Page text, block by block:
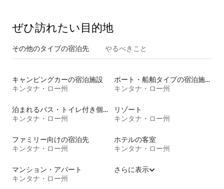
ぜひ訪⁠れ⁠た⁠い目⁠的⁠地
その他のタ⁠イ⁠プ⁠の宿⁠泊⁠先 やるべきこと
キャンピングカーの宿泊施設
キンタナ・ロー州
ボート・船舶タイプの宿泊施設
キンタナ・ロー州
泊まれるバス・トイレ付き個室
キンタナ・ロー州
リゾート
キンタナ・ロー州
ファミリー向けの宿泊先
キンタナ・ロー州
ホテルの客室
キンタナ・ロー州
マンション・アパート
キンタナ・ロー州
さらに表示